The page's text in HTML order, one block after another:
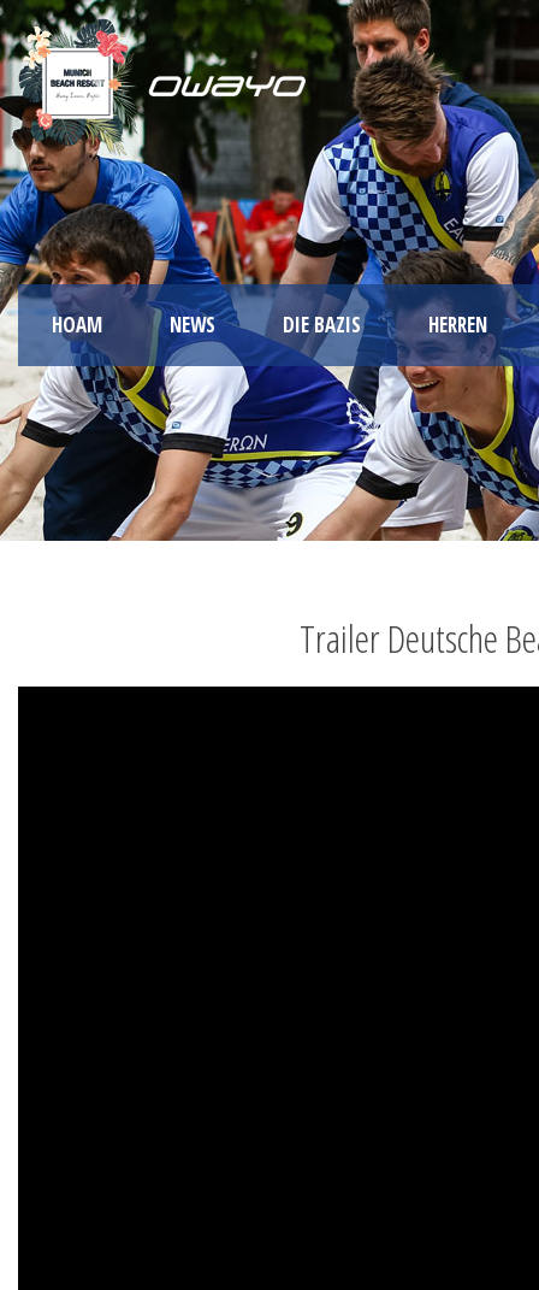
HOAM NEWS DIE BAZIS HERREN
Trailer Deutsche